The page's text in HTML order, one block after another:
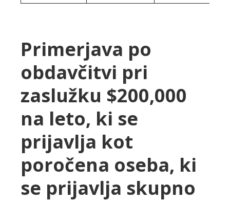
Primerjava po
obdavčitvi pri
zaslužku $200,000
na leto, ki se
prijavlja kot
poročena oseba, ki
se prijavlja skupno